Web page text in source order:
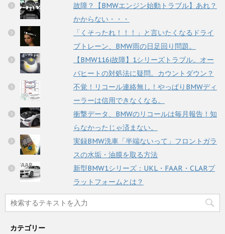
故障？【BMWエンジン始動トラブル】あれ？
かからない・・・
「くそったれ！！！」と言いたくなるドライ
ブトレーン、BMW雨の日足回り問題。
【BMW116i故障】1シリーズトラブル。オー
バヒートの対処法に疑問。カウントダウン？
不覚！リコール連絡無し！やっぱりBMWディ
ーラーは信用できなくなる。
衝撃データ、BMWのリコールは毎月報告！知
らなかったじゃ済まない。
実録BMW洗車「半端ないって」フロントガラ
スの水垢・油膜を取る方法
新型BMW1シリーズ：UKL・FAAR・CLARプ
ラットフォームとは？
カテゴリー